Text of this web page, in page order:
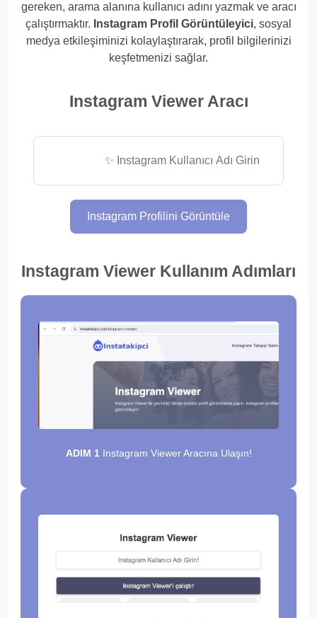
Instagram Video
İzleyici
Instagram Canlı
Yayın İzleyici
Instagram Takipçi Görüntüleyici
gereken, arama alanına kullanıcı adını yazmak ve aracı
çalıştırmaktır. Instagram Profil Görüntüleyici, sosyal
medya etkileşiminizi kolaylaştırarak, profil bilgilerinizi
keşfetmenizi sağlar.
Instagram Viewer Aracı
Instagram Profilini Görüntüle
Instagram Viewer Kullanım Adımları
ADIM 1 Instagram Viewer Aracına Ulaşın!